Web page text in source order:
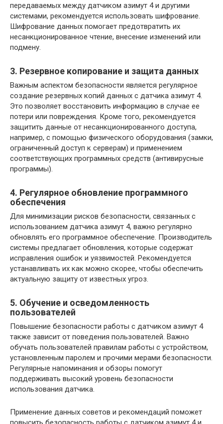
передаваемых между датчиком азимут 4 и другими
системами, рекомендуется использовать шифрование.
Шифрование данных помогает предотвратить их
несанкционированное чтение, внесение изменений или
подмену.
3. Резервное копирование и защита данных
Важным аспектом безопасности является регулярное
создание резервных копий данных с датчика азимут 4.
Это позволяет восстановить информацию в случае ее
потери или повреждения. Кроме того, рекомендуется
защитить данные от несанкционированного доступа,
например, с помощью физического оборудования (замки,
ограниченный доступ к серверам) и применением
соответствующих программных средств (антивирусные
программы).
4. Регулярное обновление программного
обеспечения
Для минимизации рисков безопасности, связанных с
использованием датчика азимут 4, важно регулярно
обновлять его программное обеспечение. Производитель
системы предлагает обновления, которые содержат
исправления ошибок и уязвимостей. Рекомендуется
устанавливать их как можно скорее, чтобы обеспечить
актуальную защиту от известных угроз.
5. Обучение и осведомленность
пользователей
Повышение безопасности работы с датчиком азимут 4
также зависит от поведения пользователей. Важно
обучать пользователей правилам работы с устройством,
установленным паролем и прочими мерами безопасности.
Регулярные напоминания и обзоры помогут
поддерживать высокий уровень безопасности
использования датчика.
Применение данных советов и рекомендаций поможет